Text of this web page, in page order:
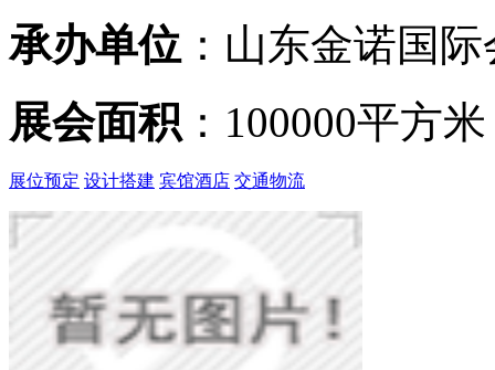
承办单位 ：山东金诺国
展会面积 ：100000平方
展位预定 设计搭建 宾馆酒店 交通物流